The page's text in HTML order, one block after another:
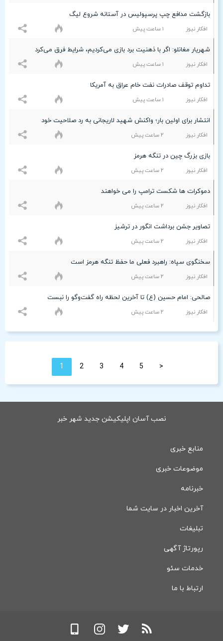
بازگشت مدافع چپ پرسپولیس در آستانه شروع لیگ
افکار نیوز ۱ ساعت پيش
شهریار مغانلو: اگر با ذهنیت برد بازی می‌کردیم، شرایط فرق می‌کرد
افکار نیوز ۱ ساعت پيش
تداوم توقف صادرات نفت خام عراق به آمریکا
افکار نیوز ۱ ساعت پيش
انتشار برای اولین بار؛ واکنش شهید لاریجانی به رد صلاحیت خود
افکار نیوز ۲ ساعت پيش
بازی بزرگ چین در تنگه هرمز
افکار نیوز ۲ ساعت پيش
دموکرات ها شکست ترامپ را می خواهند
افکار نیوز ۲ ساعت پيش
تصاویر جشن برداشت انگور در ترشیز
افکار نیوز ۲ ساعت پيش
سخنگوی سپاه: راهبرد فعلی ما حفظ تنگه هرمز است
افکار نیوز ۲ ساعت پيش
صالحی: امام حسین (ع) تا آخرین لحظه راه گفت‌وگو را نبست
افکار نیوز ۲ ساعت پيش
1 2 3 4 5 <
نصب آسان اپلیکیشن جدید شهر خبر
منابع خبری
موضوعات خبری
خبرنامه
آخرین اخبار در سایت شما
تبلیغات
رپورتاژ آگهی
خدمات سئو
ارتباط با ما